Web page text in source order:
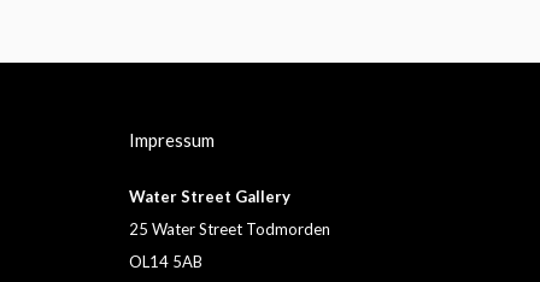
Impressum
Water Street Gallery
25 Water Street Todmorden
OL14 5AB